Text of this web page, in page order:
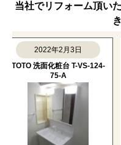
当社でリフォーム頂い
2022年2月3日
洗面化粧台 T-VS-124-
75-A